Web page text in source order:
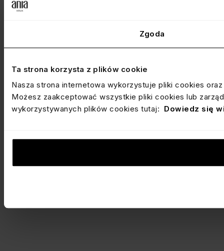
Zgoda
Ta strona korzysta z plików cookie
Nasza strona internetowa wykorzystuje pliki cookies
Możesz zaakceptować wszystkie pliki cookies lub
wykorzystywanych plików cookies tutaj: Dowiedz się